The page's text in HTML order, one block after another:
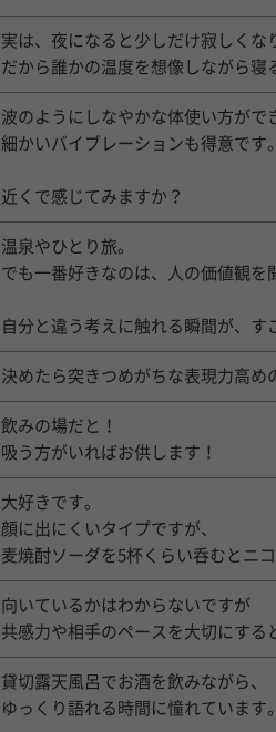
実は、夜になると少しだけ寂しくな
だから誰かの温度を想像しながら寝
波のようにしなやかな体使い方がで
細かいバイブレーションも得意です。
近くで感じてみますか？
温泉やひとり旅。
でも一番好きなのは、人の価値観を
自分と違う考えに触れる瞬間が、す
決めたら突きつめがちな表現力高め
飲みの場だと！
吸う方がいればお供します！
大好きです。
顔に出にくいタイプですが、
麦焼酎ソーダを5杯くらい呑むとニ
向いているかはわからないですが
共感力や相手のペースを大切にする
貸切露天風呂でお酒を飲みながら、
ゆっくり語れる時間に憧れています。